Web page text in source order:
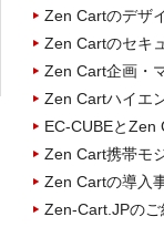
Zen Cartのデザ
Zen Cartのセキ
Zen Cart企画・
Zen Cartハイエ
EC-CUBEとZen
Zen Cart携帯モ
Zen Cartの導入
Zen-Cart.JPの